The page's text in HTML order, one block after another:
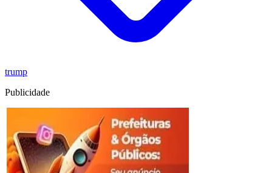
trump
Publicidade